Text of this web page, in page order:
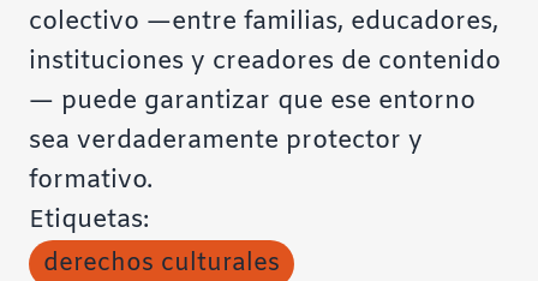
colectivo —entre familias, educadores,
instituciones y creadores de contenido
— puede garantizar que ese entorno
sea verdaderamente protector y
formativo.
Etiquetas:
derechos culturales